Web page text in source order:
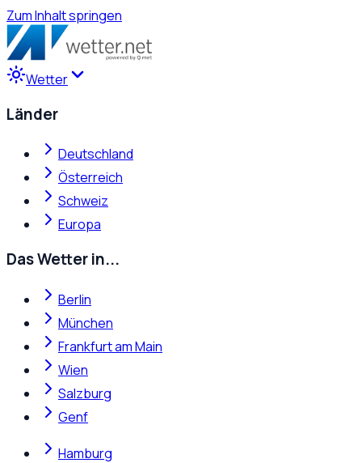
Zum Inhalt springen
Wetter
Länder
Deutschland
Österreich
Schweiz
Europa
Das Wetter in...
Berlin
München
Frankfurt am Main
Wien
Salzburg
Genf
Hamburg